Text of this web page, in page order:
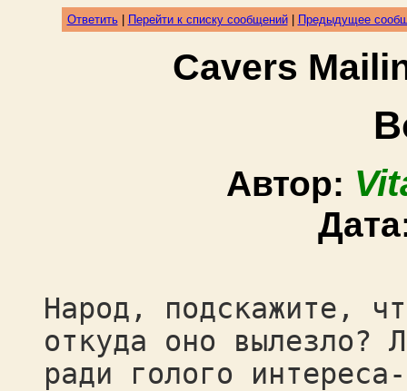
Ответить| Перейти к списку сообщений| Предыдущее
Cavers
Автор:
Народ, подскажите,
откуда оно вылезло?
ради голого